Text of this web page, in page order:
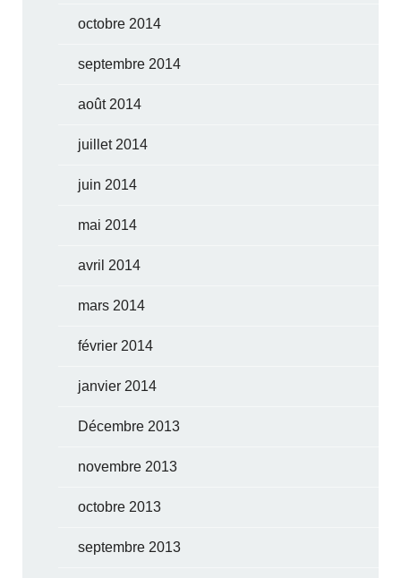
octobre 2014
septembre 2014
août 2014
juillet 2014
juin 2014
mai 2014
avril 2014
mars 2014
février 2014
janvier 2014
Décembre 2013
novembre 2013
octobre 2013
septembre 2013